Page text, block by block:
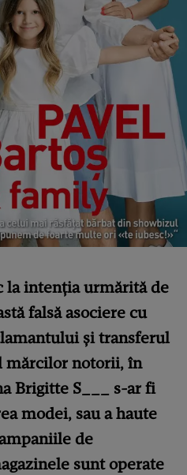
la intenția urmărită de
falsă asociere cu
și transferul
mărcilor notorii, în
Brigitte S___ s-ar fi
modei, sau a haute
de
sunt operate